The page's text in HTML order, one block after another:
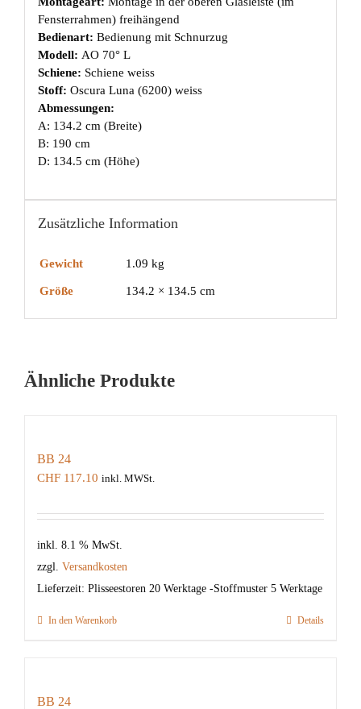
Fensterrahmen) freihängend
Bedienart: Bedienung mit Schnurzug
Modell: AO 70° L
Schiene: Schiene weiss
Stoff: Oscura Luna (6200) weiss
Abmessungen:
A: 134.2 cm (Breite)
B: 190 cm
D: 134.5 cm (Höhe)
Zusätzliche Information
Gewicht 1.09 kg
Größe 134.2 × 134.5 cm
Ähnliche Produkte
BB 24
CHF 117.10 inkl. MWSt.
inkl. 8.1 % MwSt.
zzgl. Versandkosten
Lieferzeit: Plisseestoren 20 Werktage -Stoffmuster 5 Werktage
In den Warenkorb Details
BB 24